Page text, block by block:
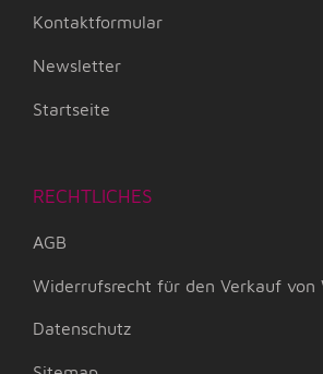
Kontaktformular
Newsletter
Startseite
RECHTLICHES
AGB
Widerrufsrecht für den Verkauf von
Datenschutz